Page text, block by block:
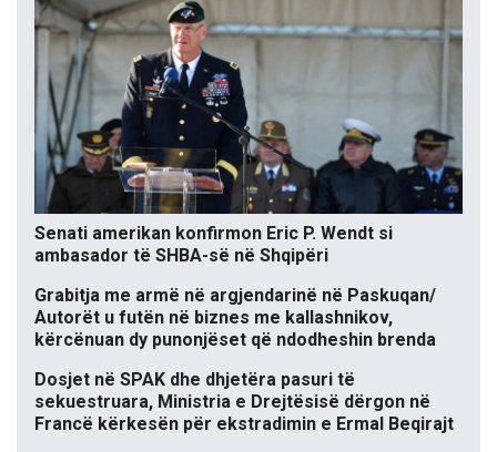
Senati amerikan konfirmon Eric P. Wendt si
ambasador të SHBA-së në Shqipëri
Grabitja me armë në argjendarinë në Paskuqan/
Autorët u futën në biznes me kallashnikov,
kërcënuan dy punonjëset që ndodheshin brenda
Dosjet në SPAK dhe dhjetëra pasuri të
sekuestruara, Ministria e Drejtësisë dërgon në
Francë kërkesën për ekstradimin e Ermal Beqirajt